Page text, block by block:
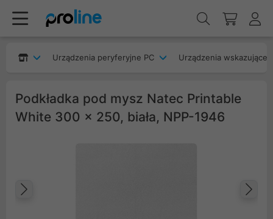
Urządzenia peryferyjne PC Urządzenia wskazujące
Podkładka pod mysz Natec Printable
White 300 x 250, biała, NPP-1946